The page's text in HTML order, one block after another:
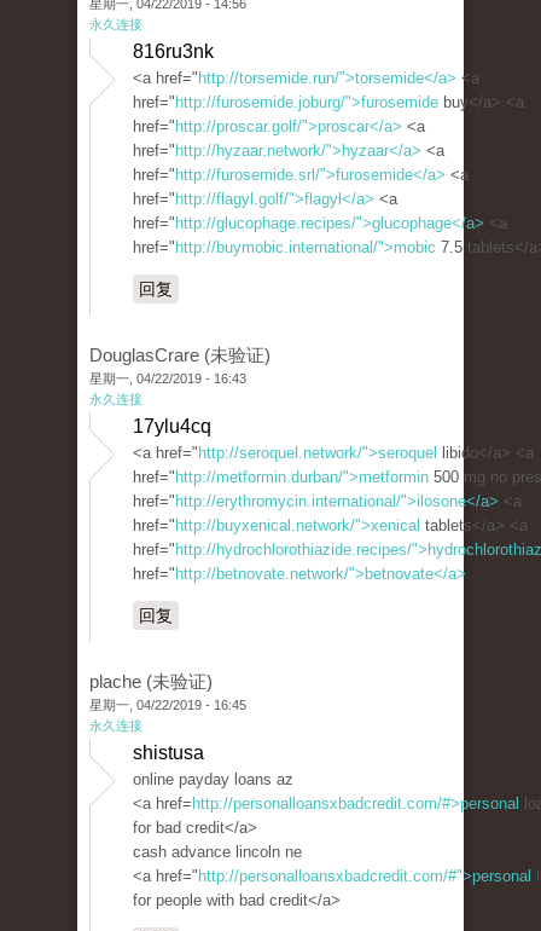
星期一, 04/22/2019 - 14:56
永久连接
816ru3nk
<a href=" http://torsemide.run/">torsemide</a> <a
href=" http://furosemide.joburg/">furosemide buy</a> <a
href=" http://proscar.golf/">proscar</a> <a
href=" http://hyzaar.network/">hyzaar</a> <a
href=" http://furosemide.srl/">furosemide</a> <a
href=" http://flagyl.golf/">flagyl</a> <a
href=" http://glucophage.recipes/">glucophage</a> <a
href=" http://buymobic.international/">mobic 7.5 tablets</
回复
DouglasCrare (未验证)
星期一, 04/22/2019 - 16:43
永久连接
17ylu4cq
<a href=" http://seroquel.network/">seroquel
libido</a> <a
href=" http://metformin.durban/">metformin 500 mg no
href=" http://erythromycin.international/">ilosone</a> <a
href=" http://buyxenical.network/">xenical tablets</a> <a
href=" http://hydrochlorothiazide.recipes/
href=" http://betnovate.network/">betnovate</a>
回复
plache (未验证)
星期一, 04/22/2019 - 16:45
永久连接
shistusa
online payday loans az
<a href= http://personalloansxbadcredit.com/#>personal
for bad credit</a>
cash advance lincoln ne
<a href=" http://personalloansxbadcredit.com/#">personal
for people with bad credit</a>